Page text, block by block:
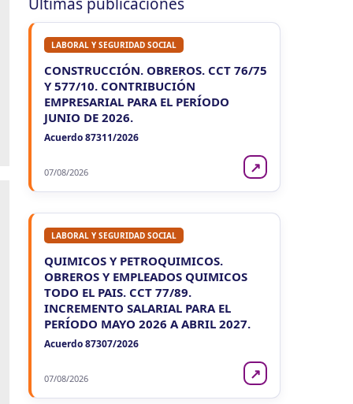
Agentes Ret. y Perc. DJ Inf.
CUIT 0-1-2-3-…
LUN 10/8
LUN
10 NACIONAL
Agentes SIRCAR 2a Quinc
CUIT 5-6-7-8-9-…
CUIT 0-1-2-3-4-5-6-7-8-9-…
LUN
10 NACIONAL
Empleadores - F931
CUIT 0-1-2-…
Últimas publicaciones
LABORAL Y SEGURIDAD SOCIAL
CONSTRUCCIÓN. OBREROS. CCT 76/75
Y 577/10. CONTRIBUCIÓN
EMPRESARIAL PARA EL PERÍODO
JUNIO DE 2026.
Acuerdo 87311/2026
07/08/2026 ↗
LABORAL Y SEGURIDAD SOCIAL
QUIMICOS Y PETROQUIMICOS.
OBREROS Y EMPLEADOS QUIMICOS
TODO EL PAIS. CCT 77/89.
INCREMENTO SALARIAL PARA EL
PERÍODO MAYO 2026 A ABRIL 2027.
Acuerdo 87307/2026
07/08/2026 ↗